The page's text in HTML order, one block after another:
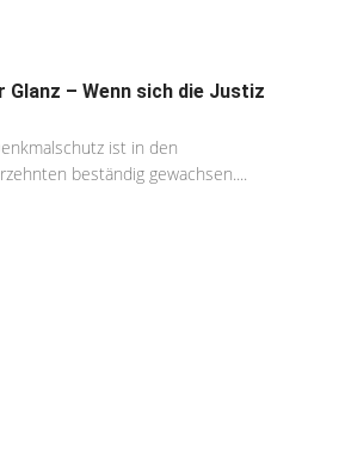
Glanz – Wenn sich die Justiz
ist in den
beständig gewachsen....